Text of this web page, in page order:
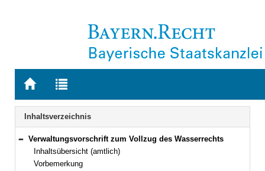
Zur
von
BAYERN.RECHT
Zur
der
letzten
Suche
Navigation
Inhaltsverzeichnis
Bereich reduzieren
Verwaltungsvorschrift zum Vollzug des Wasserrechts
Inhaltsübersicht (amtlich)
Vorbemerkung